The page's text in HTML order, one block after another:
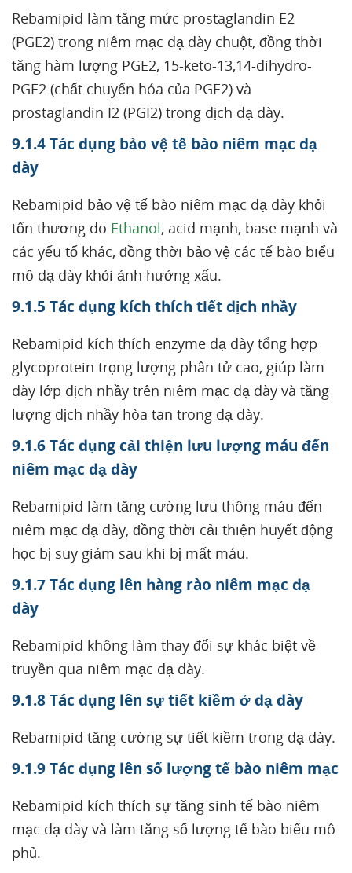
Rebamipid làm tăng mức prostaglandin E2
(PGE2) trong niêm mạc dạ dày chuột, đồng thời
tăng hàm lượng PGE2, 15-keto-13,14-dihydro-
PGE2 (chất chuyển hóa của PGE2) và
prostaglandin I2 (PGI2) trong dịch dạ dày.
9.1.4 Tác dụng bảo vệ tế bào niêm mạc dạ
dày
Rebamipid bảo vệ tế bào niêm mạc dạ dày khỏi
tổn thương do Ethanol, acid mạnh, base mạnh và
các yếu tố khác, đồng thời bảo vệ các tế bào biểu
mô dạ dày khỏi ảnh hưởng xấu.
9.1.5 Tác dụng kích thích tiết dịch nhầy
Rebamipid kích thích enzyme dạ dày tổng hợp
glycoprotein trọng lượng phân tử cao, giúp làm
dày lớp dịch nhầy trên niêm mạc dạ dày và tăng
lượng dịch nhầy hòa tan trong dạ dày.
9.1.6 Tác dụng cải thiện lưu lượng máu đến
niêm mạc dạ dày
Rebamipid làm tăng cường lưu thông máu đến
niêm mạc dạ dày, đồng thời cải thiện huyết động
học bị suy giảm sau khi bị mất máu.
9.1.7 Tác dụng lên hàng rào niêm mạc dạ
dày
Rebamipid không làm thay đổi sự khác biệt về
truyền qua niêm mạc dạ dày.
9.1.8 Tác dụng lên sự tiết kiềm ở dạ dày
Rebamipid tăng cường sự tiết kiềm trong dạ dày.
9.1.9 Tác dụng lên số lượng tế bào niêm mạc
Rebamipid kích thích sự tăng sinh tế bào niêm
mạc dạ dày và làm tăng số lượng tế bào biểu mô
phủ.